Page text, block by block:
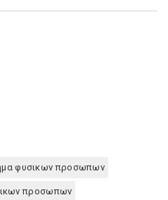
φυσικων προσωπων
προσωπων